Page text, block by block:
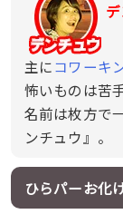
主にコワーキ
怖いものは苦
名前は枚方で
ンチュウ』。
ひらパーお化